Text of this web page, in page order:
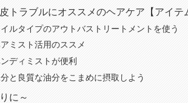
トラブルにオススメのヘアケア【アイテ
ルタイプのアウトバストリートメントを使う
ミスト活用のススメ
ディミストが便利
と良質な油分をこまめに摂取しよう
に～